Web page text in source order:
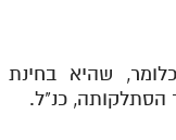
שהיא בחינת
הסתלקותה, כנ"ל.